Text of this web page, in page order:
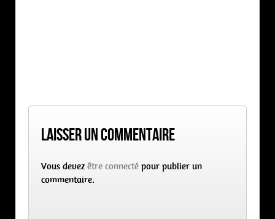
Laisser un commentaire
Vous devez être connecté pour publier un
commentaire.